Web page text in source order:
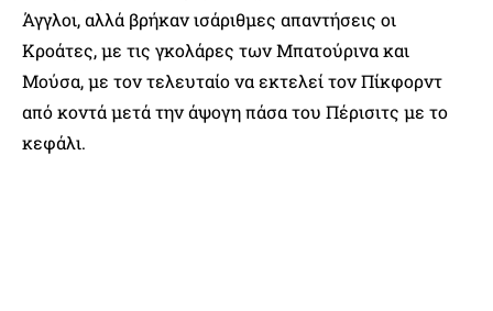
Άγγλοι, αλλά βρήκαν ισάριθμες απαντήσεις οι
Κροάτες, με τις γκολάρες των Μπατούρινα και
Μούσα, με τον τελευταίο να εκτελεί τον Πίκφορντ
από κοντά μετά την άψογη πάσα του Πέρισιτς με το
κεφάλι.